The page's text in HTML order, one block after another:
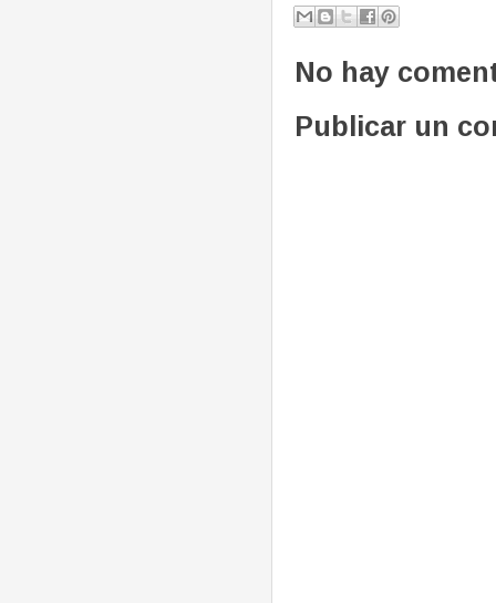
No hay
Publicar un